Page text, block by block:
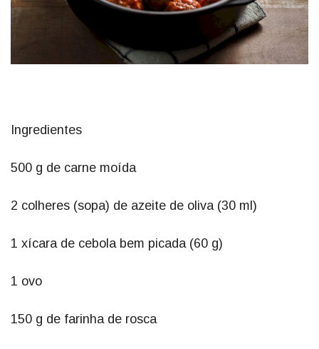
Ingredientes
500 g de carne moída
2 colheres (sopa) de azeite de oliva (30 ml)
1 xícara de cebola bem picada (60 g)
1 ovo
150 g de farinha de rosca